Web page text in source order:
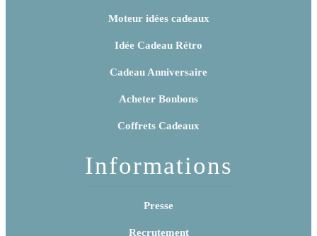
Moteur idées cadeaux
Idée Cadeau Rétro
Cadeau Anniversaire
Acheter Bonbons
Coffrets Cadeaux
Informations
Presse
Recrutement